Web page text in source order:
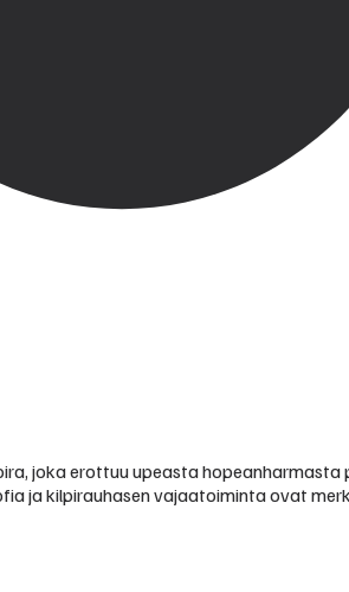
joka erottuu upeasta
ja kilpirauhasen vajaatoiminta ovat